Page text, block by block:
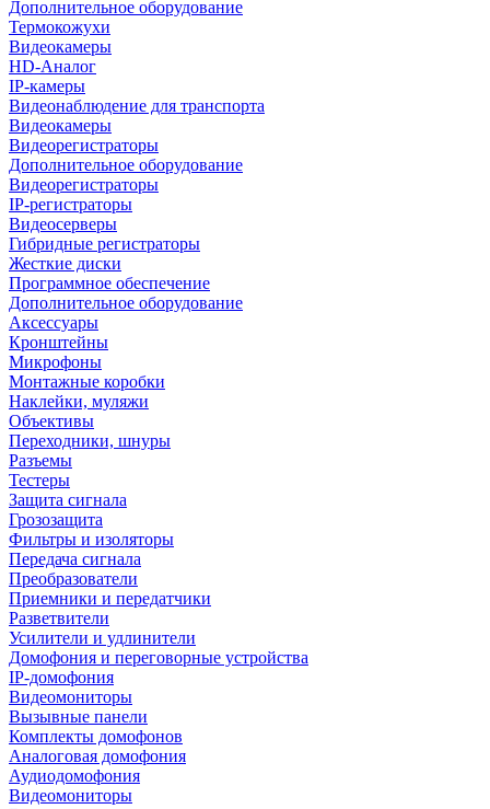
Дополнительное оборудование
Термокожухи
Видеокамеры
HD-Аналог
IP-камеры
Видеонаблюдение для транспорта
Видеокамеры
Видеорегистраторы
Дополнительное оборудование
Видеорегистраторы
IP-регистраторы
Видеосерверы
Гибридные регистраторы
Жесткие диски
Программное обеспечение
Дополнительное оборудование
Аксессуары
Кронштейны
Микрофоны
Монтажные коробки
Наклейки, муляжи
Объективы
Переходники, шнуры
Разъемы
Тестеры
Защита сигнала
Грозозащита
Фильтры и изоляторы
Передача сигнала
Преобразователи
Приемники и передатчики
Разветвители
Усилители и удлинители
Домофония и переговорные устройства
IP-домофония
Видеомониторы
Вызывные панели
Комплекты домофонов
Аналоговая домофония
Аудиодомофония
Видеомониторы